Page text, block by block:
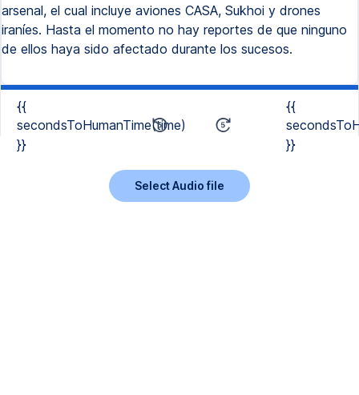
arsenal, el cual incluye aviones CASA, Sukhoi y drones
iraníes. Hasta el momento no hay reportes de que ninguno
de ellos haya sido afectado durante los sucesos.
{{
secondsToHumanTime(time)
}}
{{
}}
Select Audio file